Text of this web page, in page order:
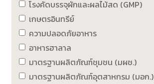
โรงคัดบรรจุผักและผลไม้สด (GMP)
เกษตรอินทรีย์
ความปลอดภัยอาหาร
อาหารฮาลาล
มาตรฐานผลิตภัณฑ์ชุมชน (มผช.)
มาตรฐานผลิตภัณฑ์อุตสาหกรม (มอก.)